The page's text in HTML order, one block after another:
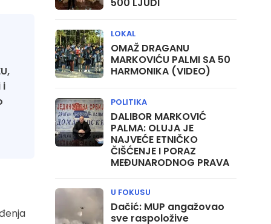
i
500 LJUDI
OMAŽ DRAGANU
MARKOVIĆU PALMI SA 50
HARMONIKA (VIDEO)
LOKAL
DALIBOR MARKOVIĆ
PALMA: OLUJA JE
NAJVEĆE ETNIČKO
ČIŠĆENJE I PORAZ
MEĐUNARODNOG PRAVA
POLITIKA
Dačić: MUP angažovao
sve raspoložive
U FOKUSU